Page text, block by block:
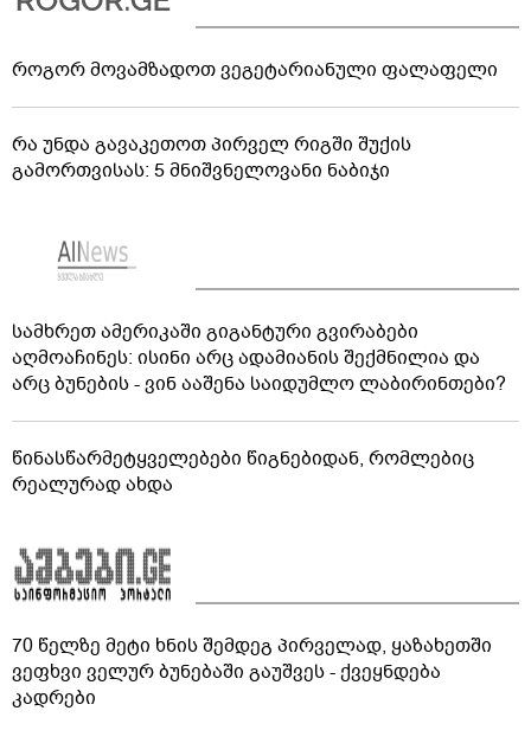
როგორ მოვამზადოთ ვეგეტარიანული ფალაფელი
რა უნდა გავაკეთოთ პირველ რიგში შუქის
გამორთვისას: 5 მნიშვნელოვანი ნაბიჯი
სამხრეთ ამერიკაში გიგანტური გვირაბები
აღმოაჩინეს: ისინი არც ადამიანის შექმნილია და
არც ბუნების - ვინ ააშენა საიდუმლო ლაბირინთები?
წინასწარმეტყველებები წიგნებიდან, რომლებიც
რეალურად ახდა
70 წელზე მეტი ხნის შემდეგ პირველად, ყაზახეთში
ვეფხვი ველურ ბუნებაში გაუშვეს - ქვეყნდება
კადრები